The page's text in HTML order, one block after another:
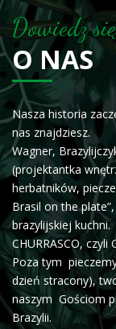
Dowiedz
O NAS
Nasza historia
nas znajdziesz.
Wagner,
(projektantka
herbatników,
Brasil on the
brazylijskiej
CHURRASCO, czyli
Poza tym
dzień stracony),
naszym Gościom
Brazylii.